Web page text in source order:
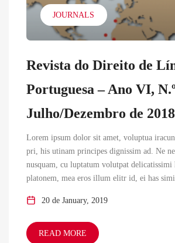
JOURNALS
Revista do Direito de
Portuguesa – Ano VI,
Julho/Dezembro de 2018
Lorem ipsum dolor sit amet, voluptua
pri, his utinam principes dignissim ad. Ne
nusquam, cu luptatum volutpat delicatissimi
platonem, mea eros illum elitr id, ei has
20 de January, 2019
READ MORE